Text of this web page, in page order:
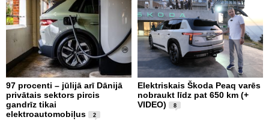
97 procenti – jūlijā arī Dānijā
privātais sektors pircis
gandrīz tikai
elektroautomobiļus
2
Elektriskais Škoda Peaq varēs
nobraukt līdz pat 650 km (+
VIDEO)
8